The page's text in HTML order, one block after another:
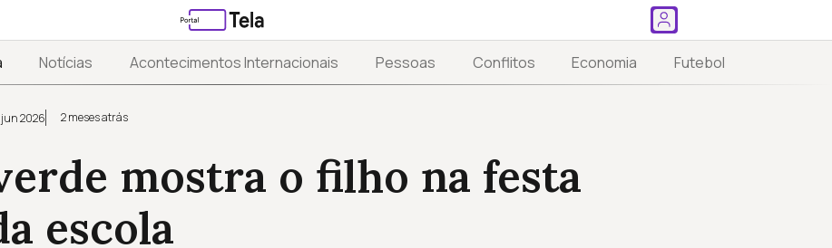
Notícias Acontecimentos Internacionais Pessoas Conflitos Economia Futebol
2026 2 meses atrás
mostra o filho na festa
escola